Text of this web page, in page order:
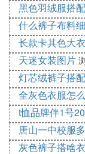
黑色羽绒服搭
什么裤子布料
长款卡其色大
天迷女装图片
灯芯绒裤子搭
全灰色衣服怎
t恤品牌伴1号
唐山一中校服
灰色裤子搭啥